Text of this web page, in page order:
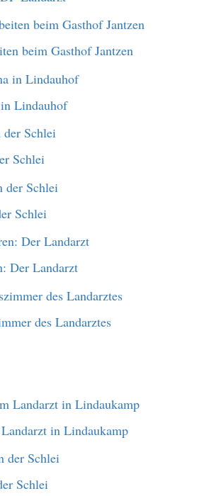
beim Gasthof Jantzen
Lindauhof
Schlei
Schlei
Der Landarzt
des Landarztes
in Lindaukamp
Schlei